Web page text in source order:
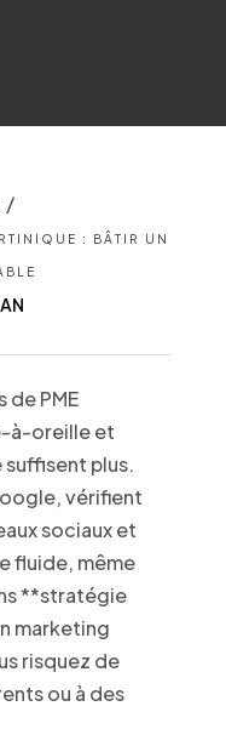
/
: BÂTIR UN
de PME
à-oreille et
suffisent plus.
vérifient
sociaux et
fluide, même
**stratégie
marketing
risquez de
ou à des